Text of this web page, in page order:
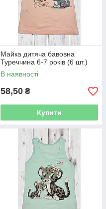
Майка дитяча бавовна
Туреччина 6-7 років (6 шт.)
В наявності
58,50 ₴
Купити